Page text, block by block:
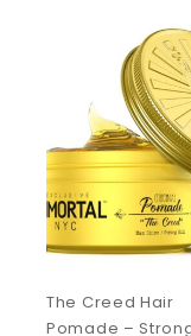
The Creed Hair
Pomade –